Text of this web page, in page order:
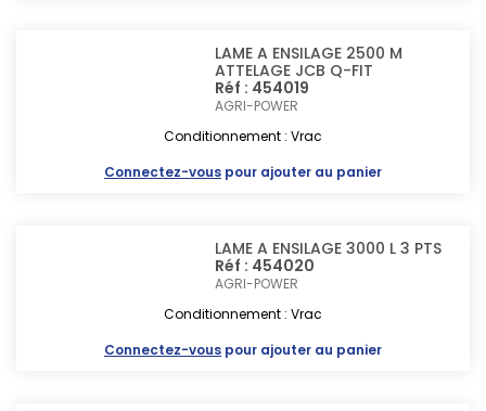
LAME A ENSILAGE 2500 M
ATTELAGE JCB Q-FIT
Réf : 454019
AGRI-POWER
Conditionnement : Vrac
Connectez-vous pour ajouter au panier
LAME A ENSILAGE 3000 L 3 PTS
Réf : 454020
AGRI-POWER
Conditionnement : Vrac
Connectez-vous pour ajouter au panier